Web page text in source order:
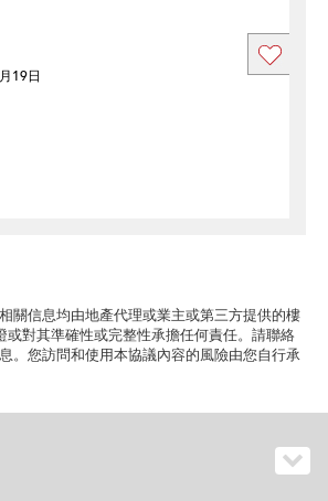
19日
關信息均由地產代理或業主或第三方提供的樓
或對其準確性或完整性承擔任何責任。請聯絡
。您訪問和使用本協議內容的風險由您自行承